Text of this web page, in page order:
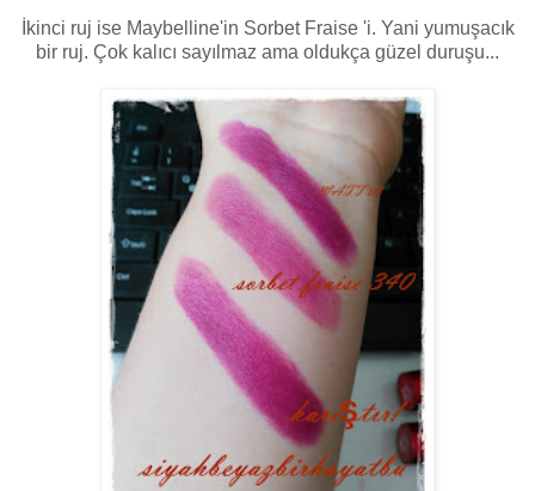
İkinci ruj ise Maybelline'in Sorbet Fraise 'i. Yani yumuşacık
bir ruj. Çok kalıcı sayılmaz ama oldukça güzel duruşu...